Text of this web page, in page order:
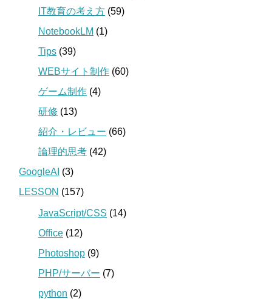
IT教育の考え方 (59)
NotebookLM (1)
Tips (39)
WEBサイト制作 (60)
ゲーム制作 (4)
研修 (13)
紹介・レビュー (66)
論理的思考 (42)
GoogleAI (3)
LESSON (157)
JavaScript/CSS (14)
Office (12)
Photoshop (9)
PHP/サーバー (7)
python (2)